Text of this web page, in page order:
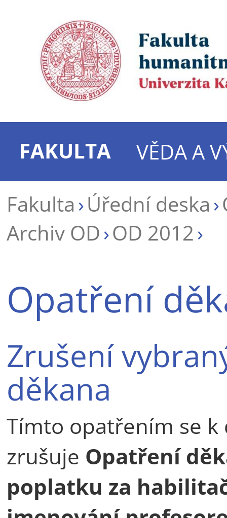
FAKULTA
VĚDA A
Fakulta Úřední deska
Archiv OD OD 2012
Opatření
Zrušení
děkana
Tímto opatřením se
zrušuje Opatření
poplatku za